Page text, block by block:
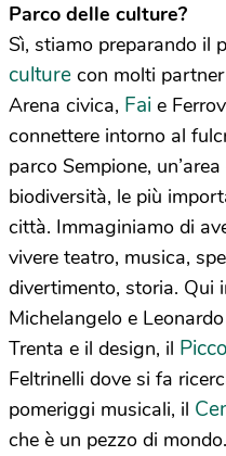
Parco delle culture?
Sì, stiamo preparando il
culture con molti
Arena civica, Fai e
connettere intorno al
parco Sempione,
biodiversità, le più
città. Immaginiamo di
vivere teatro, musica,
divertimento, storia. Qui
Michelangelo e
Trenta e il design, il
Feltrinelli dove si fa
pomeriggi musicali, il
che è un pezzo di